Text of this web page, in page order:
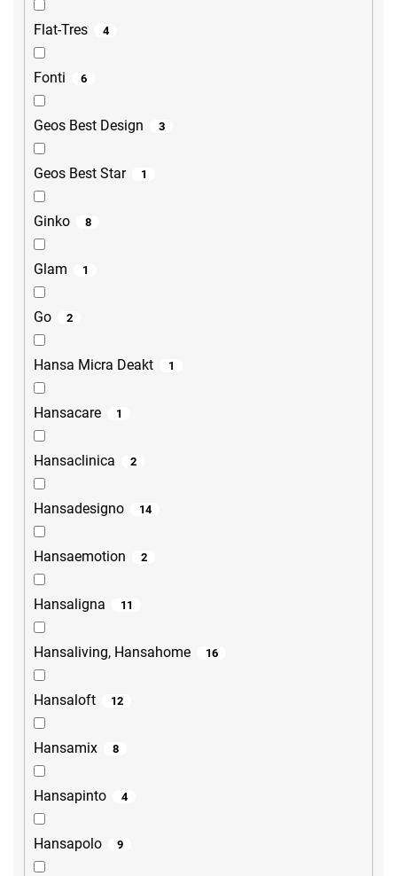
Flat-Tres 4
Fonti 6
Geos Best Design 3
Geos Best Star 1
Ginko 8
Glam 1
Go 2
Hansa Micra Deakt 1
Hansacare 1
Hansaclinica 2
Hansadesigno 14
Hansaemotion 2
Hansaligna 11
Hansaliving, Hansahome 16
Hansaloft 12
Hansamix 8
Hansapinto 4
Hansapolo 9